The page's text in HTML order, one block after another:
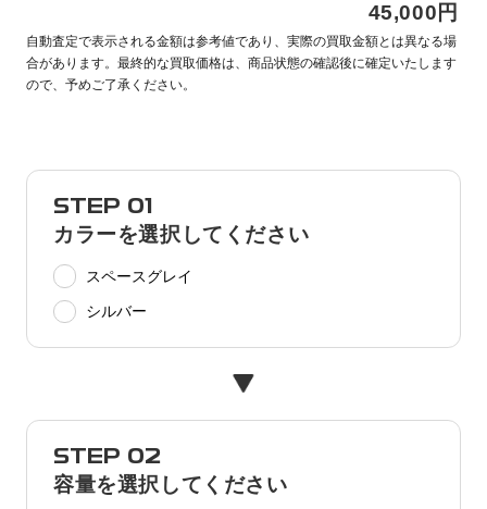
45,000円
自動査定で表示される金額は参考値であり、実際の買取金額とは異なる場
合があります。最終的な買取価格は、商品状態の確認後に確定いたします
ので、予めご了承ください。
STEP 01
カラーを選択してください
スペースグレイ
シルバー
STEP 02
容量を選択してください